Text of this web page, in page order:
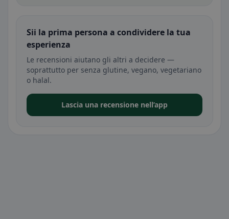
Sii la prima persona a condividere la tua
esperienza
Le recensioni aiutano gli altri a decidere —
soprattutto per senza glutine, vegano, vegetariano
o halal.
Lascia una recensione nell’app